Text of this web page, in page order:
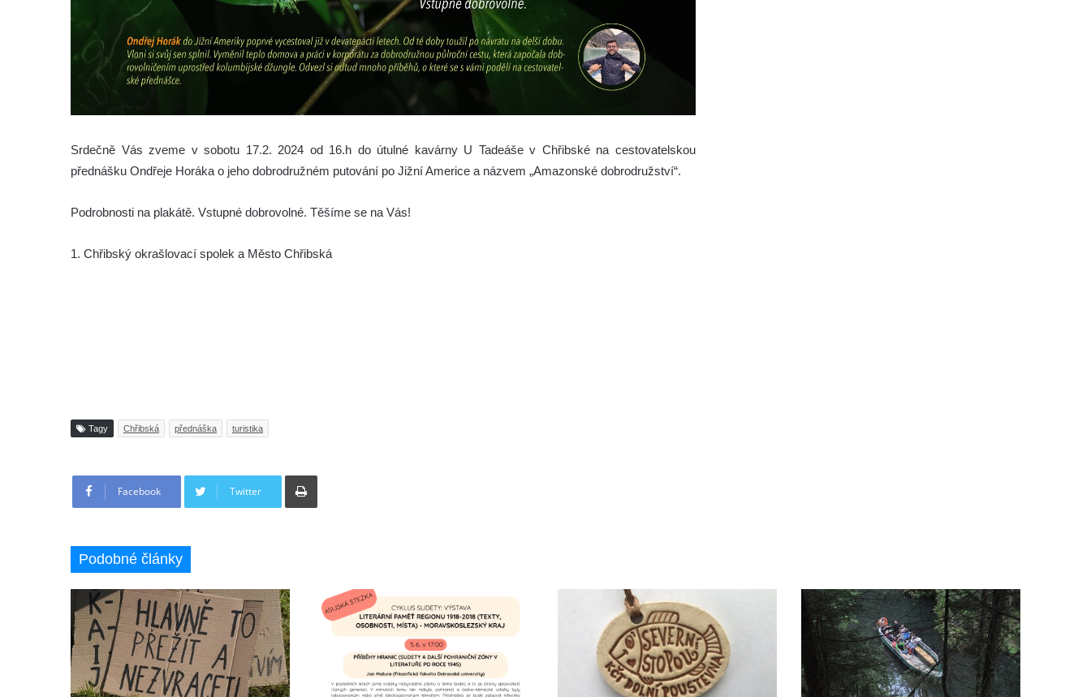
Srdečně Vás zveme v sobotu 17.2. 2024 od 16.h do útulné kavárny U Tadeáše v Chřibské na cestovatelskou
přednášku Ondřeje Horáka o jeho dobrodružném putování po Jižní Americe a názvem „Amazonské dobrodružství“.
Podrobnosti na plakátě. Vstupné dobrovolné. Těšíme se na Vás!
1. Chřibský okrašlovací spolek a Město Chřibská
Tagy Chřibská přednáška turistika
Facebook Twitter
Tisknout
Podobné články